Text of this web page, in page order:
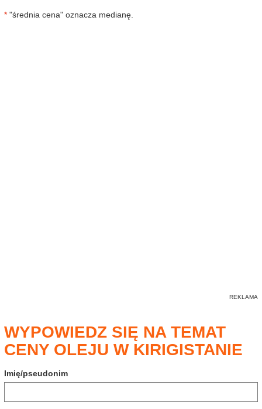
* "średnia cena" oznacza medianę.
WYPOWIEDZ SIĘ NA TEMAT
CENY OLEJU W KIRIGISTANIE
Imię/pseudonim